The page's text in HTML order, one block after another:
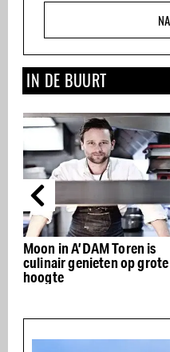
Moon in A’DAM Toren is
culinair genieten op grote
hoogte